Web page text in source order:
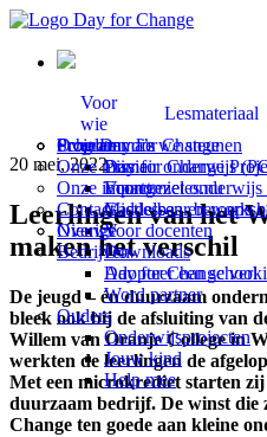
Voor
wie
Scholen
Primair onderwijs
Voortgezet
Middelbaar beroeps
Voor docenten
Bedrijven
Adopteer een school
Word partner
Ouders
Onderwijsprojecten
Jouw kind
Help mee
Lesmateriaal
Programma’s
Day for Change
Economieles.nu
Gastlessen en
Overige
Downloads
Day for Change
Over Day for Change
Onze missie
Onze impact
Contact
Nieuws
Projecten die we steunen
20 mei, 2022
Leerlingen van het
maken het verschil
De jeugd – én duurzaam
bleek ook bij de afsluiting van
Willem van Oranje College in
werkten de leerlingen de
Met een microkrediet starten zij
duurzaam bedrijf. De winst die
Change ten goede aan kleine